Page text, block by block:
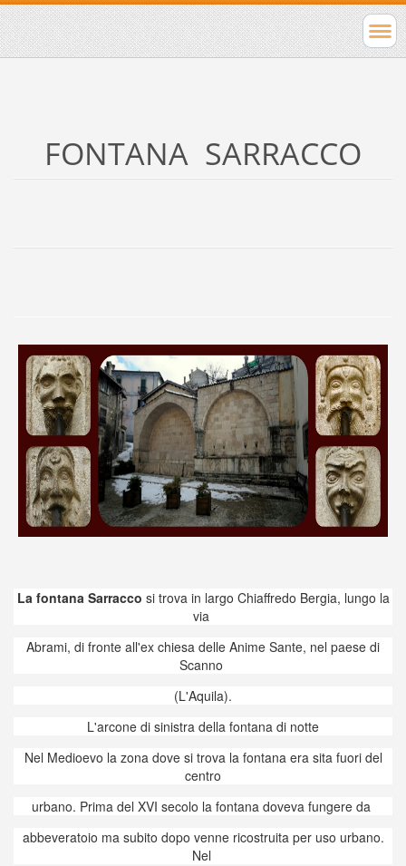
FONTANA SARRACCO
La fontana Sarracco si trova in largo Chiaffredo Bergia, lungo la
via
Abrami, di fronte all'ex chiesa delle Anime Sante, nel paese di
Scanno
(L'Aquila).
L'arcone di sinistra della fontana di notte
Nel Medioevo la zona dove si trova la fontana era sita fuori del
centro
urbano. Prima del XVI secolo la fontana doveva fungere da
abbeveratoio ma subito dopo venne ricostruita per uso urbano.
Nel